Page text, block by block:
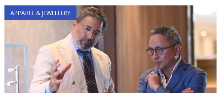
APPAREL & JEWELLERY